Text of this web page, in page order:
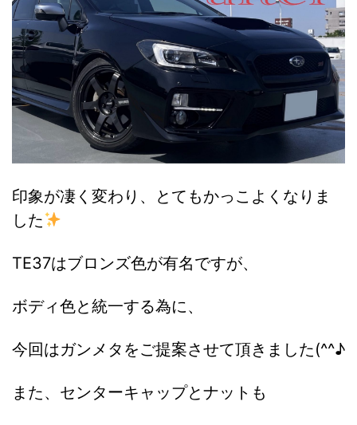
印象が凄く変わり、とてもかっこよくなりま
した
TE37はブロンズ色が有名ですが、
ボディ色と統一する為に、
今回はガンメタをご提案させて頂きました(^^♪
また、センターキャップとナットも